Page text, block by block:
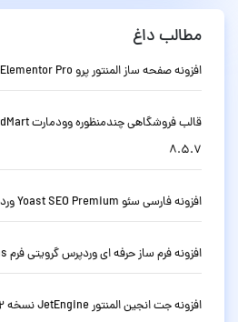
مطالب داغ
افزونه صفحه ساز المنتور پرو Elementor Pro وردپرس نسخه 4.2.1
8.5.7
افزونه فارسی سئو Yoast SEO Premium وردپرس نسخه حرفه ای 28.2
افزونه فرم ساز حرفه ای وردپرس گرویتی فرم Gravity Forms نسخه 3.0.1
افزونه جت انجین المنتور JetEngine نسخه 3.8.13.2